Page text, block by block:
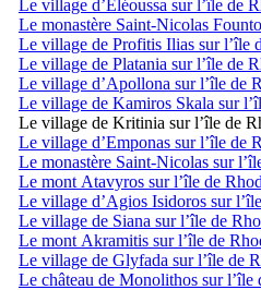
Le village d’Éléoussa sur l’île de
Le monastère Saint-Nicolas
Le village de Profitis Ilias sur l’île
Le village de Platania sur l’île de
Le village d’Apollona sur l’île de
Le village de Kamiros Skala sur
Le village de Kritinia sur l’île de
Le village d’Emponas sur l’île de
Le monastère Saint-Nicolas sur
Le mont Atavyros sur l’île de
Le village d’Agios Isidoros sur
Le village de Siana sur l’île de
Le mont Akramitis sur l’île de
Le village de Glyfada sur l’île de
Le château de Monolithos sur l’île